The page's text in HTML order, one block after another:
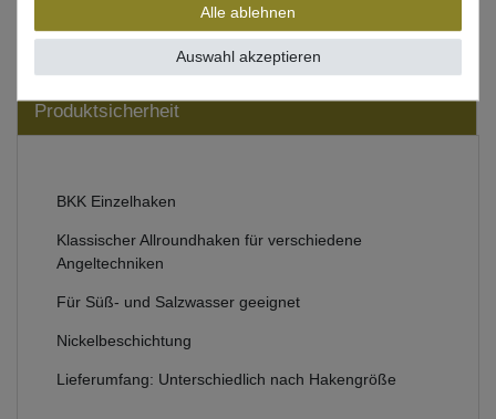
Produktsicherheit
BKK Einzelhaken
Klassischer Allroundhaken für verschiedene
Angeltechniken
Für Süß- und Salzwasser geeignet
Nickelbeschichtung
Lieferumfang: Unterschiedlich nach Hakengröße
Alle ablehnen
Auswahl akzeptieren